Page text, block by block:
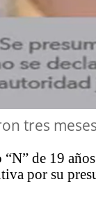
tres
“N” de 19
por su